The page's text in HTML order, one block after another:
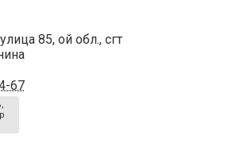
85, ой обл., сгт
67